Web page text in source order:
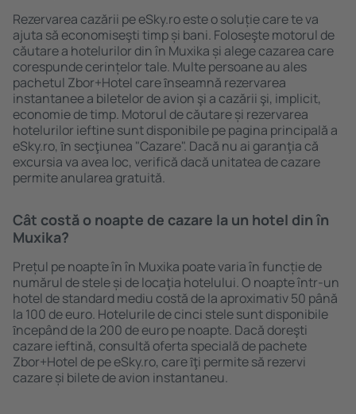
Rezervarea cazării pe eSky.ro este o soluție care te va
ajuta să economiseşti timp și bani. Foloseşte motorul de
căutare a hotelurilor din în Muxika și alege cazarea care
corespunde cerințelor tale. Multe persoane au ales
pachetul Zbor+Hotel care ȋnseamnă rezervarea
instantanee a biletelor de avion şi a cazării şi, implicit,
economie de timp. Motorul de căutare și rezervarea
hotelurilor ieftine sunt disponibile pe pagina principală a
eSky.ro, ȋn secţiunea "Cazare". Dacă nu ai garanţia că
excursia va avea loc, verifică dacă unitatea de cazare
permite anularea gratuită.
Cât costă o noapte de cazare la un hotel din în
Muxika?
Prețul pe noapte în în Muxika poate varia în funcție de
numărul de stele și de locaţia hotelului. O noapte într-un
hotel de standard mediu costă de la aproximativ 50 până
la 100 de euro. Hotelurile de cinci stele sunt disponibile
ȋncepând de la 200 de euro pe noapte. Dacă doreşti
cazare ieftină, consultă oferta specială de pachete
Zbor+Hotel de pe eSky.ro, care ȋţi permite să rezervi
cazare și bilete de avion instantaneu.